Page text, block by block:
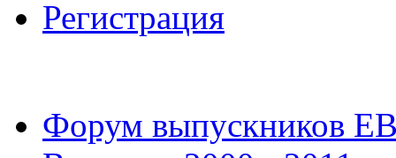
Регистрация
Форум выпускников